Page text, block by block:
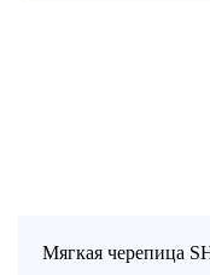
Мягкая черепица